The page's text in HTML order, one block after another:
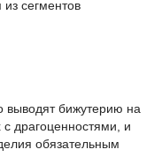
из сегментов
выводят бижутерию на
драгоценностями, и
обязательным